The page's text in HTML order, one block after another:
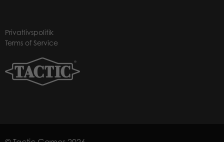
Privatlivspolitik
Terms of Service